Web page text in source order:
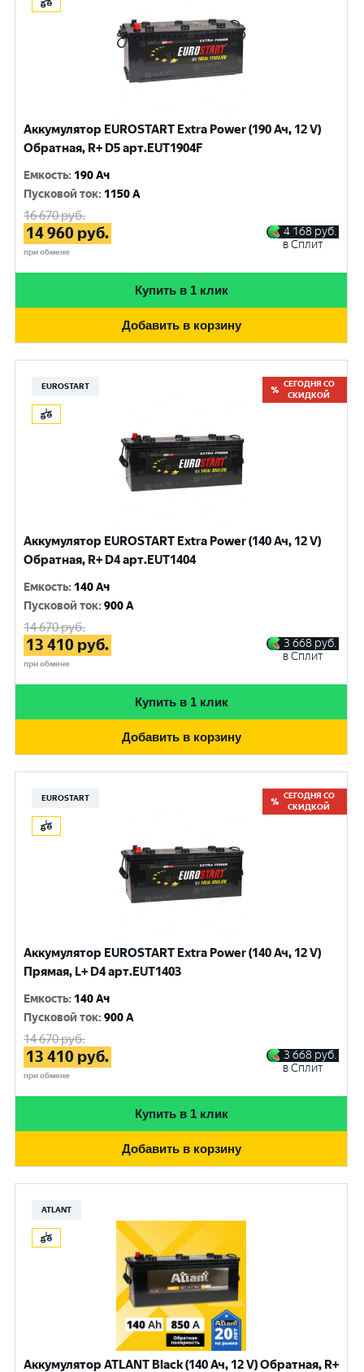
Аккумулятор EUROSTART Extra Power (190 Ач, 12 V)
Обратная, R+ D5 арт.EUT1904F
Емкость: 190 Ач
Пусковой ток: 1150 A
16 670руб.
14 960 руб.
при обмене
4 168 руб.
в Сплит
Купить в 1 клик
Добавить в корзину
EUROSTART
СЕГОДНЯ СО
СКИДКОЙ
Аккумулятор EUROSTART Extra Power (140 Ач, 12 V)
Обратная, R+ D4 арт.EUT1404
Емкость: 140 Ач
Пусковой ток:900 A
14 670руб.
13 410 руб.
при обмене
3 668 руб.
в Сплит
Купить в 1 клик
Добавить в корзину
EUROSTART
СЕГОДНЯ СО
СКИДКОЙ
Аккумулятор EUROSTART Extra Power (140 Ач, 12 V)
Прямая, L+ D4 арт.EUT1403
Емкость: 140 Ач
Пусковой ток:900 A
14 670руб.
13 410 руб.
при обмене
3 668 руб.
в Сплит
Купить в 1 клик
Добавить в корзину
ATLANT
Аккумулятор ATLANT Black (140 Ач, 12 V) Обратная, R+